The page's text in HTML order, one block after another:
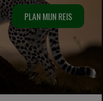
PLAN MIJN REIS